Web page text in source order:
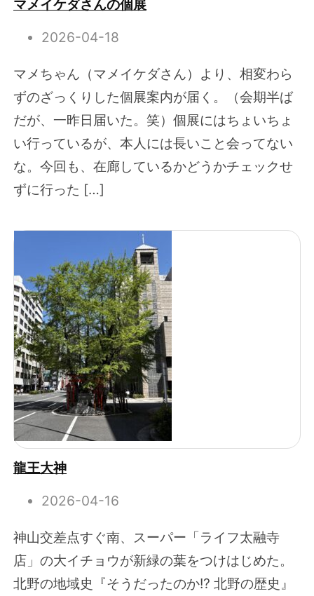
マメイケダさんの個展
2026-04-18
マメちゃん（マメイケダさん）より、相変わら
ずのざっくりした個展案内が届く。（会期半ば
だが、一昨日届いた。笑）個展にはちょいちょ
い行っているが、本人には長いこと会ってない
な。今回も、在廊しているかどうかチェックせ
ずに行った […]
龍王大神
2026-04-16
神山交差点すぐ南、スーパー「ライフ太融寺
店」の大イチョウが新緑の葉をつけはじめた。
北野の地域史『そうだったのか!? 北野の歴史』